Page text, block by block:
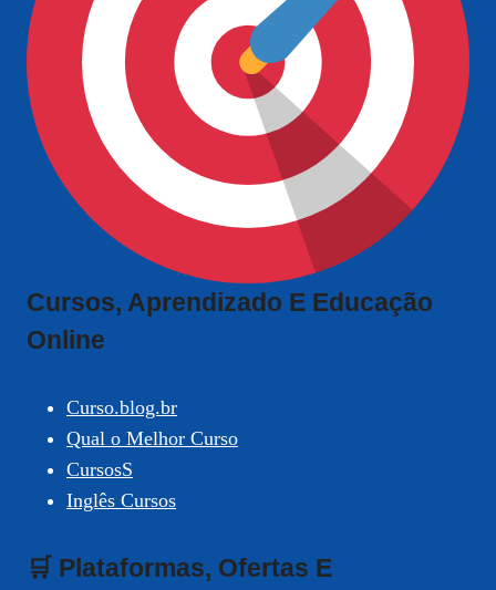
Cursos, Aprendizado E Educação
Online
Curso.blog.br
Qual o Melhor Curso
CursosS
Inglês Cursos
🛒 Plataformas, Ofertas E